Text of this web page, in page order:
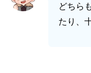
どちら
たり、